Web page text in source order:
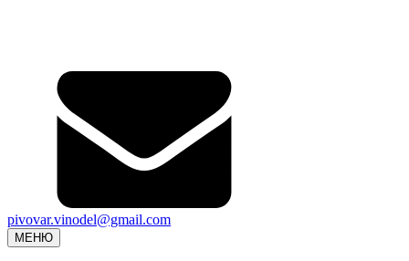
pivovar.vinodel@gmail.com
МЕНЮ